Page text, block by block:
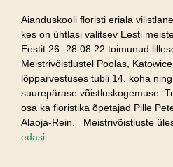
Aianduskooli floristi eriala
kes on ühtlasi valitsev Eesti
Eestit 26.-28.08.22 toimunud
Meistrivõistlustel Poolas,
lõpparvestuses tubli 14. koha
suurepärase võistluskogemuse.
osa ka floristika õpetajad Pille
Alaoja-Rein. Meistrivõistluste
edasi